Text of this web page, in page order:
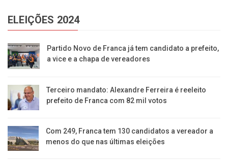
ELEIÇÕES 2024
Partido Novo de Franca já tem candidato a prefeito,
a vice e a chapa de vereadores
Terceiro mandato: Alexandre Ferreira é reeleito
prefeito de Franca com 82 mil votos
Com 249, Franca tem 130 candidatos a vereador a
menos do que nas últimas eleições